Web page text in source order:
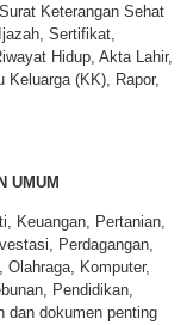
Keterangan Sehat
Sertifikat,
Hidup, Akta Lahir,
(KK), Rapor,
UMUM
Keuangan, Pertanian,
Perdagangan,
Komputer,
Pendidikan,
dan dokumen penting